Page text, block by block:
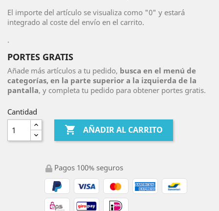
El importe del artículo se visualiza como "0" y estará
integrado al coste del envío en el carrito.
.
PORTES GRATIS
Añade más artículos a tu pedido, busca en el menú de
categorías, en la parte superior a la izquierda de la
pantalla, y completa tu pedido para obtener portes gratis.
Cantidad
 AÑADIR AL CARRITO
Pagos 100% seguros